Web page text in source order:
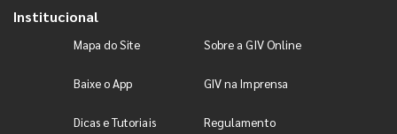
Institucional
Mapa do Site Sobre a GIV Online
Baixe o App GIV na Imprensa
Dicas e Tutoriais Regulamento